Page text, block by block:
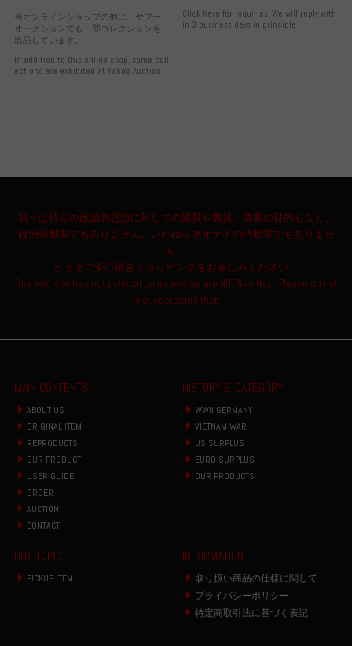
当オンラインショップの他に、ヤフー
オークションでも一部コレクションを
出品しています。
In addition to this online shop, some coll
ections are exhibited at Yahoo Auction.
Click here for inquiries. We will reply with
in 3 business days in principle.
我々は特定の政治的思想に対しての翼賛や賞賛、啓蒙の目的もなく、
政治活動家でもありません。いわゆるネオナチの活動家でもありませ
ん。
どうぞご安心頂きショッピングをお楽しみください。
This web site has not political policy and we are NOT Neo Nazi. Please do not
misunderstand that.
MAIN CONTENTS
ABOUT US
ORIGINAL ITEM
REPRODUCTS
OUR PRODUCT
USER GUIDE
ORDER
AUCTION
CONTACT
HISTORY & CATEGORY
WWII GERMANY
VIETNAM WAR
US SURPLUS
EURO SURPLUS
OUR PRODUCTS
HOT TOPIC
PICKUP ITEM
INFORMATION
取り扱い商品の仕様に関して
プライバシーポリシー
特定商取引法に基づく表記